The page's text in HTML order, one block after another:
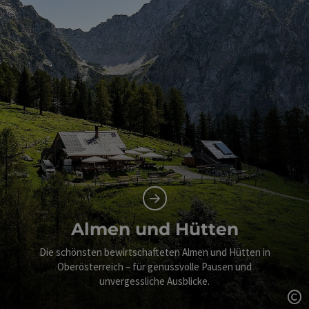
Almen und Hütten
Die schönsten bewirtschafteten Almen und Hütten in
Oberösterreich – für genussvolle Pausen und
unvergessliche Ausblicke.